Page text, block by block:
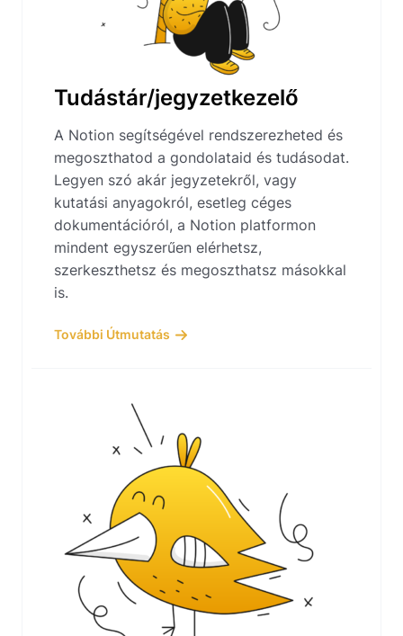
Tudástár/jegyzetkezelő
A Notion segítségével rendszerezheted és
megoszthatod a gondolataid és tudásodat.
Legyen szó akár jegyzetekről, vagy
kutatási anyagokról, esetleg céges
dokumentációról, a Notion platformon
mindent egyszerűen elérhetsz,
szerkeszthetsz és megoszthatsz másokkal
is.
További Útmutatás